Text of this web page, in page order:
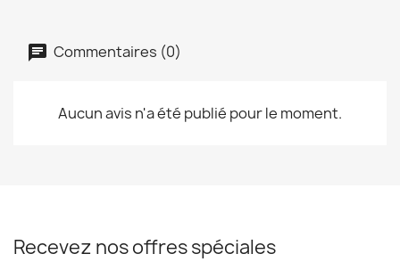
Commentaires (0)
Aucun avis n'a été publié pour le moment.
Recevez nos offres spéciales